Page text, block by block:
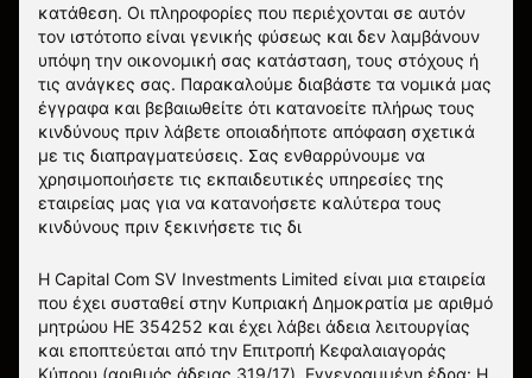
κατάθεση. Οι πληροφορίες που περιέχονται σε αυτόν
τον ιστότοπο είναι γενικής φύσεως και δεν λαμβάνουν
υπόψη την οικονομική σας κατάσταση, τους στόχους ή
τις ανάγκες σας. Παρακαλούμε διαβάστε τα νομικά μας
έγγραφα και βεβαιωθείτε ότι κατανοείτε πλήρως τους
κινδύνους πριν λάβετε οποιαδήποτε απόφαση σχετικά
με τις διαπραγματεύσεις. Σας ενθαρρύνουμε να
χρησιμοποιήσετε τις εκπαιδευτικές υπηρεσίες της
εταιρείας μας για να κατανοήσετε καλύτερα τους
κινδύνους πριν ξεκινήσετε τις δι
Η Capital Com SV Investments Limited είναι μια εταιρεία
που έχει συσταθεί στην Κυπριακή Δημοκρατία με αριθμό
μητρώου HE 354252 και έχει λάβει άδεια λειτουργίας
και εποπτεύεται από την Επιτροπή Κεφαλαιαγοράς
Κύπρου (αριθμός άδειας 319/17). Εγγεγραμμένη έδρα: Η